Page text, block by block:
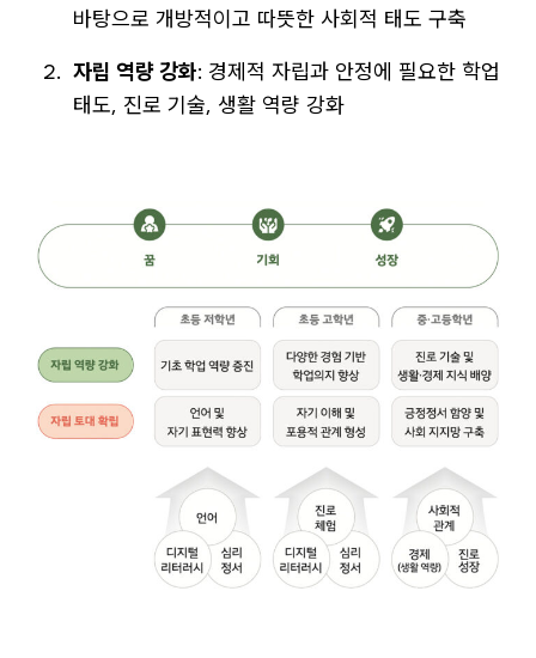
바탕으로 개방적이고 따뜻한 사회적 태도 구축
자립 역량 강화: 경제적 자립과 안정에 필요한 학업
태도, 진로 기술, 생활 역량 강화